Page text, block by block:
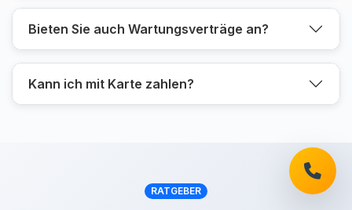
Bieten Sie auch Wartungsverträge an?
Kann ich mit Karte zahlen?
RATGEBER